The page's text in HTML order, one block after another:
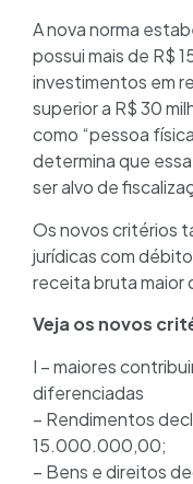
A nova norma
possui mais de R$
investimentos em
superior a R$ 30
como “pessoa
determina que
ser alvo de
Os novos critérios
jurídicas com
receita bruta maior
Veja os novos
I – maiores
diferenciadas
– Rendimentos
15.000.000,00;
– Bens e direitos